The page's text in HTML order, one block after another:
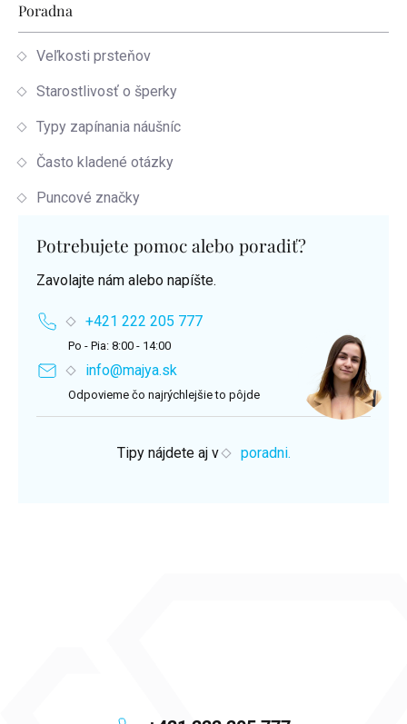
Poradna
Veľkosti prsteňov
Starostlivosť o šperky
Typy zapínania náušníc
Často kladené otázky
Puncové značky
Potrebujete pomoc alebo poradiť?
Zavolajte nám alebo napíšte.
+421 222 205 777
Po - Pia: 8:00 - 14:00
info@majya.sk
Odpovieme čo najrýchlejšie to pôjde
Tipy nájdete aj v poradni.